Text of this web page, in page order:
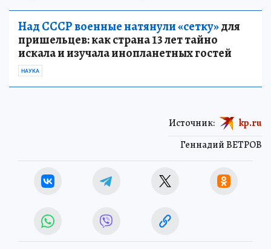
Над СССР военные натянули «сетку»для
пришельцев: как страна 13 лет тайно
искала и изучала инопланетных гостей
НАУКА
Геннадий ВЕТРОВ
Источник: kp.ru